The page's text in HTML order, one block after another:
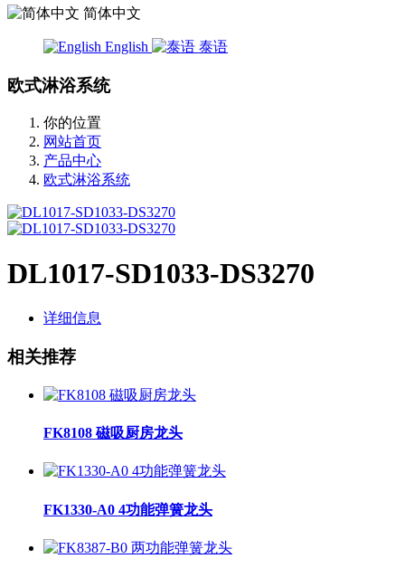
简体中文
English 泰语
欧式淋浴系统
你的位置
网站首页
产品中心
欧式淋浴系统
DL1017-SD1033-DS3270
详细信息
相关推荐
FK8108 磁吸厨房龙头
FK1330-A0 4功能弹簧龙头